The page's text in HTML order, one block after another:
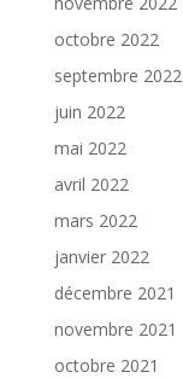
octobre 2022
septembre 2022
juin 2022
mai 2022
avril 2022
mars 2022
janvier 2022
décembre 2021
novembre 2021
octobre 2021